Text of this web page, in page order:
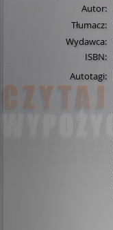
Autor:
Tłumacz:
Wydawca:
ISBN:
Autotagi: